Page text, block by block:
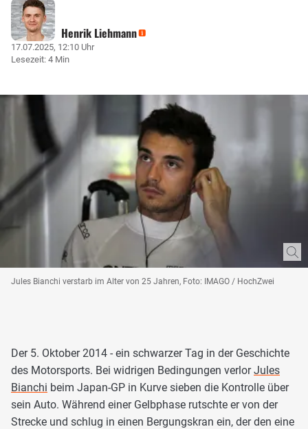
Henrik Liehmann
17.07.2025, 12:10 Uhr
Lesezeit: 4 Min
Jules Bianchi verstarb im Alter von 25 Jahren, Foto: IMAGO / HochZwei
Der 5. Oktober 2014 - ein schwarzer Tag in der Geschichte
des Motorsports. Bei widrigen Bedingungen verlorJules
Bianchi beim Japan-GP in Kurve sieben die Kontrolle über
sein Auto. Während einer Gelbphase rutschte er von der
Strecke und schlug in einen Bergungskran ein, der den eine